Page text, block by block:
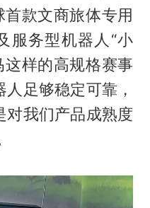
首款文商旅体专用
服务型机器人“小
这样的高规格赛事
足够稳定可靠，
对我们产品成熟度